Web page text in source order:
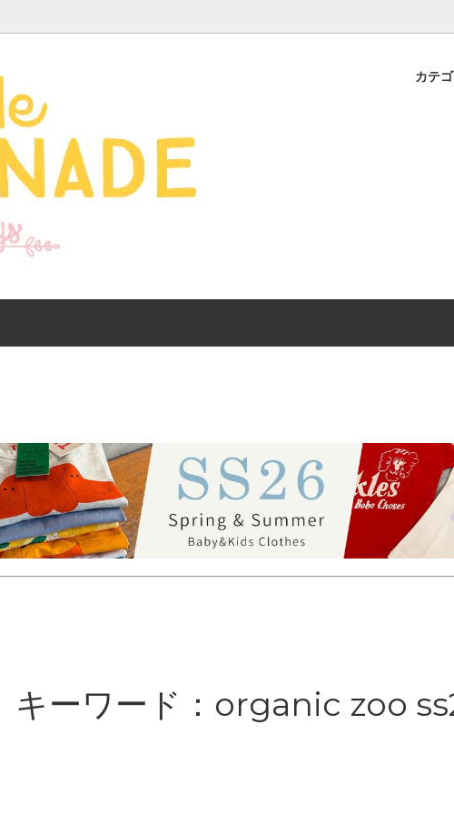
カテ
Goods - 雑貨 -
Brands
【出産ギフト特集】 出産祝
いにおすすめのアイテムを
ご紹介
キーワード：organic zoo